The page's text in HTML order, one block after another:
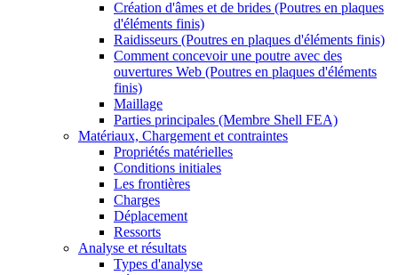
Création d'âmes et de brides (Poutres en plaques
d'éléments finis)
Raidisseurs (Poutres en plaques d'éléments finis)
Comment concevoir une poutre avec des
ouvertures Web (Poutres en plaques d'éléments
finis)
Maillage
Parties principales (Membre Shell FEA)
Matériaux, Chargement et contraintes
Propriétés matérielles
Conditions initiales
Les frontières
Charges
Déplacement
Ressorts
Analyse et résultats
Types d'analyse